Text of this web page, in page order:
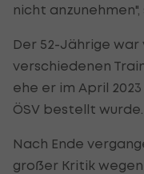
nicht
Der 52-Jährige war
verschiedenen
ehe er im April
ÖSV bestellt wurde.
Nach Ende
großer Kritik